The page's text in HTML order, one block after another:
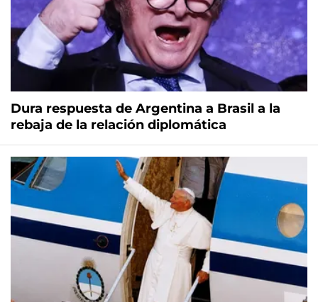
Dura respuesta de Argentina a Brasil a la
rebaja de la relación diplomática